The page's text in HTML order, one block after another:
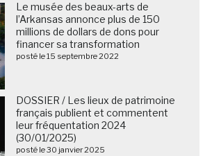
Le musée des beaux-arts de
l’Arkansas annonce plus de 150
millions de dollars de dons pour
financer sa transformation
posté le 15 septembre 2022
DOSSIER / Les lieux de patrimoine
français publient et commentent
leur fréquentation 2024
(30/01/2025)
posté le 30 janvier 2025